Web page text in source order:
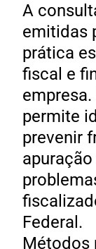
A
emitidas
prática
fiscal e
permite
prevenir
Federal.
Métodos